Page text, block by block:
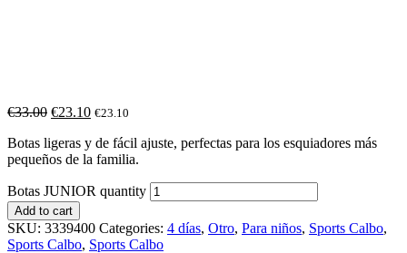
€33.00 €23.10 €23.10
Botas ligeras y de fácil ajuste, perfectas para los esquiadores más
pequeños de la familia.
Botas JUNIOR quantity
Add to cart
SKU: 3339400 Categories: 4 días, Otro, Para niños, Sports Calbo,
Sports Calbo, Sports Calbo